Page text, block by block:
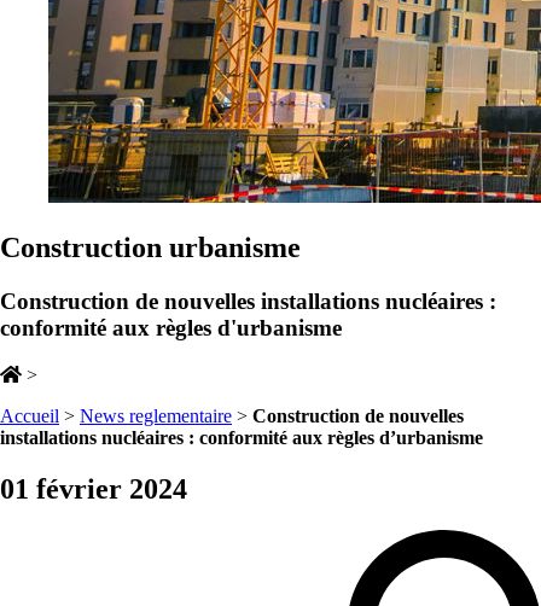
Construction urbanisme
Construction de nouvelles installations nucléaires :
conformité aux règles d'urbanisme
>
Accueil > News reglementaire > Construction de nouvelles
installations nucléaires : conformité aux règles d’urbanisme
01 février 2024